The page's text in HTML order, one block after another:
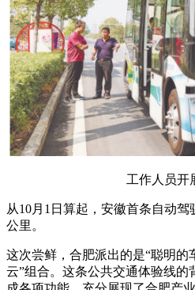
工作人员开
从10月1日算起，安徽首条自动
公里。
这次尝鲜，合肥派出的是“聪明的
云”组合。这条公共交通体验线